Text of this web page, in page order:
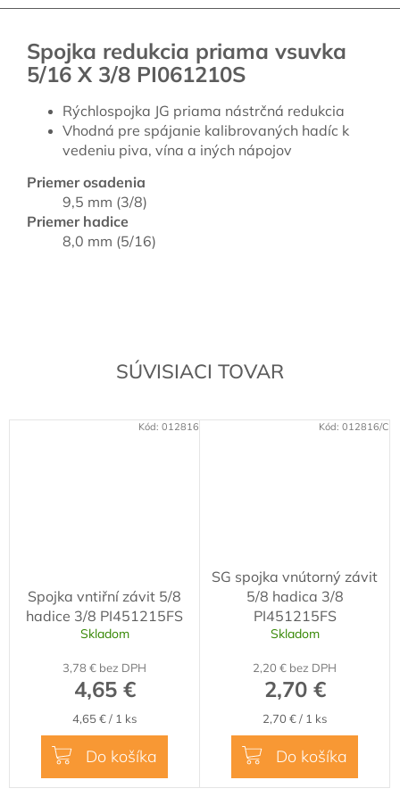
SÚVISIACI TOVAR
Spojka vntiřní závit 5/8
hadice 3/8 PI451215FS
Skladom
3,78 € bez DPH
4,65 €
Jednotková
cena:
4,65 € / 1 ks
Do košíka
Kód: 012816
SG spojka vnútorný závit
5/8 hadica 3/8
PI451215FS
Skladom
2,20 € bez DPH
2,70 €
Jednotková
cena:
2,70 € / 1 ks
Do košíka
Kód: 012816/C
Spojka redukcia priama vsuvka
5/16 X 3/8 PI061210S
Rýchlospojka JG priama nástrčná redukcia
Vhodná pre spájanie kalibrovaných hadíc k
vedeniu piva, vína a iných nápojov
Priemer osadenia
9,5 mm (3/8)
Priemer hadice
8,0 mm (5/16)